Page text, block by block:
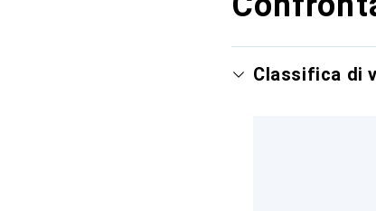
Classifica di